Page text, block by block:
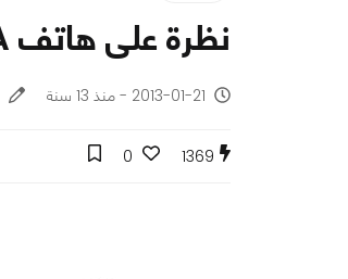
نظرة على هاتف HTC Droid DNA
2013-01-21 - منذ 13 سنة
1369
0